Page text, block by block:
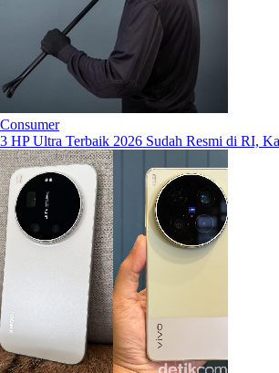
Consumer
3 HP Ultra Terbaik 2026 Sudah Resmi di RI,